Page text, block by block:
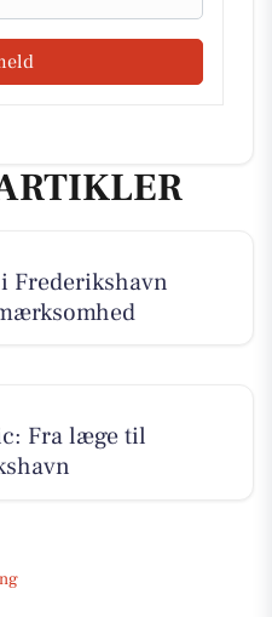
Frederikshavn
Fra læge til